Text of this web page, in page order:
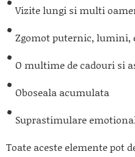
Vizite lungi si multi
Zgomot puternic, lumini,
O multime de cadouri si
Oboseala acumulata
Suprastimulare
Toate aceste elemente pot